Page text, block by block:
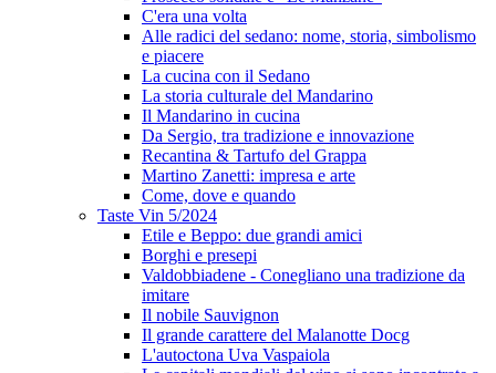
C'era una volta
Alle radici del sedano: nome, storia, simbolismo
e piacere
La cucina con il Sedano
La storia culturale del Mandarino
Il Mandarino in cucina
Da Sergio, tra tradizione e innovazione
Recantina & Tartufo del Grappa
Martino Zanetti: impresa e arte
Come, dove e quando
Taste Vin 5/2024
Etile e Beppo: due grandi amici
Borghi e presepi
Valdobbiadene - Conegliano una tradizione da
imitare
Il nobile Sauvignon
Il grande carattere del Malanotte Docg
L'autoctona Uva Vaspaiola